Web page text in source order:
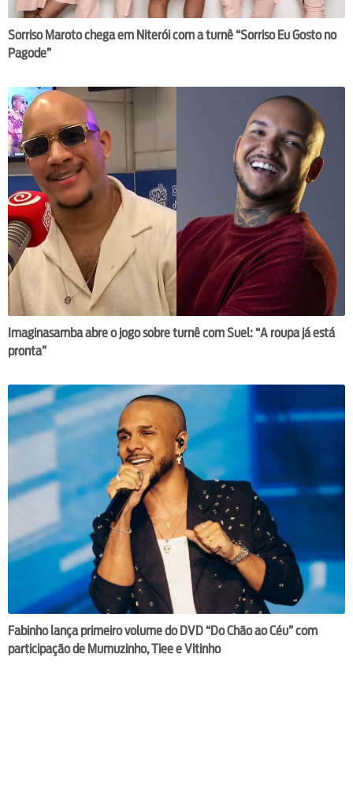
Sorriso Maroto chega em Niterói com a turnê “Sorriso Eu Gosto no
Pagode”
Imaginasamba abre o jogo sobre turnê com Suel: “A roupa já está
pronta”
Fabinho lança primeiro volume do DVD “Do Chão ao Céu” com
participação de Mumuzinho, Tiee e Vitinho